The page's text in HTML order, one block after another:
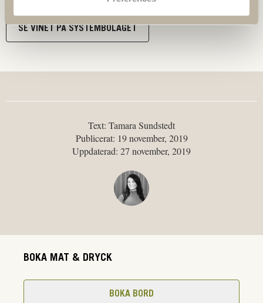
SE VINET PÅ SYSTEMBOLAGET
Text: Tamara Sundstedt
Publicerat: 19 november, 2019
Uppdaterad: 27 november, 2019
BOKA MAT & DRYCK
BOKA BORD